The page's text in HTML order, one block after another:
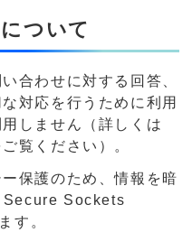
ついて
合わせに対する回答、
対応を行うために利用
しません（詳しくは
ご覧ください）。
保護のため、情報を暗
Secure Sockets
す。